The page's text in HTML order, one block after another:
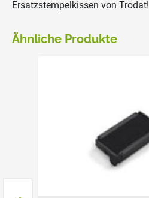
Ersatzstempelkissen von Trodat!
Ähnliche Produkte